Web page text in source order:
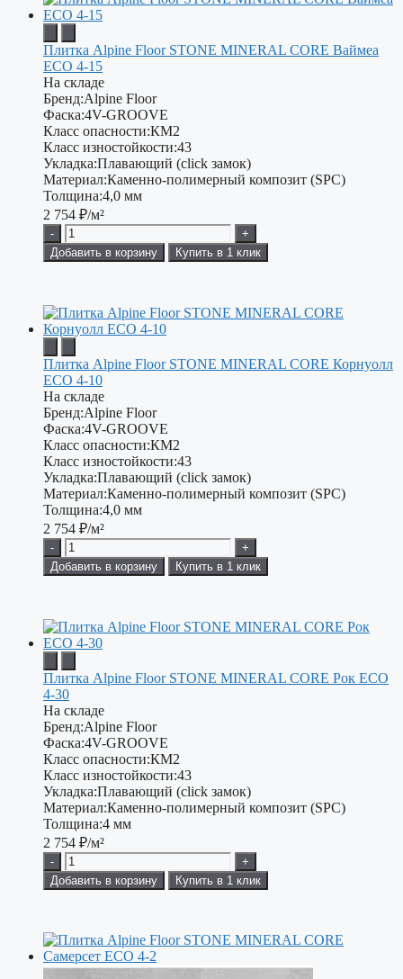
Плитка Alpine Floor STONE MINERAL CORE Ваймеа
ЕСО 4-15
На складе
Бренд:Alpine Floor
Фаска:4V-GROOVE
Класс опасности:КМ2
Класс изностойкости:43
Укладка:Плавающий (click замок)
Материал:Каменно-полимерный композит (SPC)
Толщина:4,0 мм
2 754 ₽/м²
-
+
Добавить в корзину
Купить в 1 клик
Плитка Alpine Floor STONE MINERAL CORE Корнуолл
ЕСО 4-10
На складе
Бренд:Alpine Floor
Фаска:4V-GROOVE
Класс опасности:КМ2
Класс изностойкости:43
Укладка:Плавающий (click замок)
Материал:Каменно-полимерный композит (SPC)
Толщина:4,0 мм
2 754 ₽/м²
-
+
Добавить в корзину
Купить в 1 клик
Плитка Alpine Floor STONE MINERAL CORE Рок ЕСО
4-30
На складе
Бренд:Alpine Floor
Фаска:4V-GROOVE
Класс опасности:КМ2
Класс изностойкости:43
Укладка:Плавающий (click замок)
Материал:Каменно-полимерный композит (SPC)
Толщина:4 мм
2 754 ₽/м²
-
+
Добавить в корзину
Купить в 1 клик